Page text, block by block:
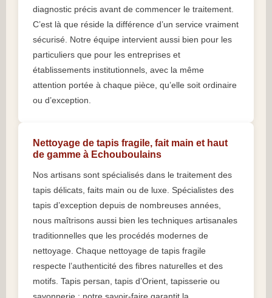
diagnostic précis avant de commencer le traitement.
C’est là que réside la différence d’un service vraiment
sécurisé. Notre équipe intervient aussi bien pour les
particuliers que pour les entreprises et
établissements institutionnels, avec la même
attention portée à chaque pièce, qu’elle soit ordinaire
ou d’exception.
Nettoyage de tapis fragile, fait main et haut
de gamme à Echouboulains
Nos artisans sont spécialisés dans le traitement des
tapis délicats, faits main ou de luxe. Spécialistes des
tapis d’exception depuis de nombreuses années,
nous maîtrisons aussi bien les techniques artisanales
traditionnelles que les procédés modernes de
nettoyage. Chaque nettoyage de tapis fragile
respecte l’authenticité des fibres naturelles et des
motifs. Tapis persan, tapis d’Orient, tapisserie ou